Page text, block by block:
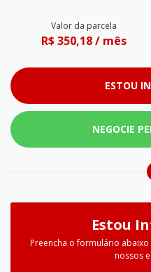
Valor da parcela
R$ 350,18 / mês
ESTOU
NEGOCIE
Estou
Preencha o formulário
nossos